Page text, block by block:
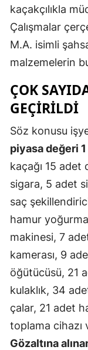
kaçakçılıkla
Çalışmalar
M.A. isimli
malzemelerin
ÇOK
GEÇIRILDI
Söz konusu
piyasa değeri
kaçağı 15
sigara, 5 adet
saç
hamur
makinesi, 7
kamerası, 9
öğütücüsü, 21
kulaklık, 34
çalar, 21 adet
toplama cihazı
Gözaltına